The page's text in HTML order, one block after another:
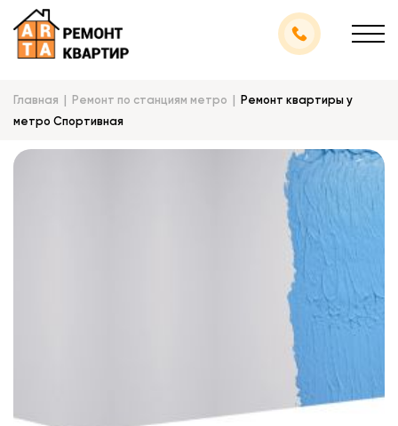
Главная Ремонт по станциям метро
Ремонт квартиры у
метро Спортивная